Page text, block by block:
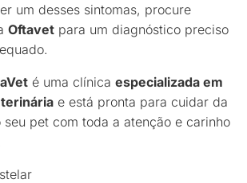
um desses sintomas, procure
Oftavet para um diagnóstico preciso
é uma clínica especializada em
e está pronta para cuidar da
seu pet com toda a atenção e carinho